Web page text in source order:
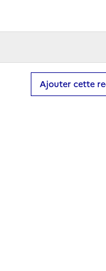
Ajouter cette